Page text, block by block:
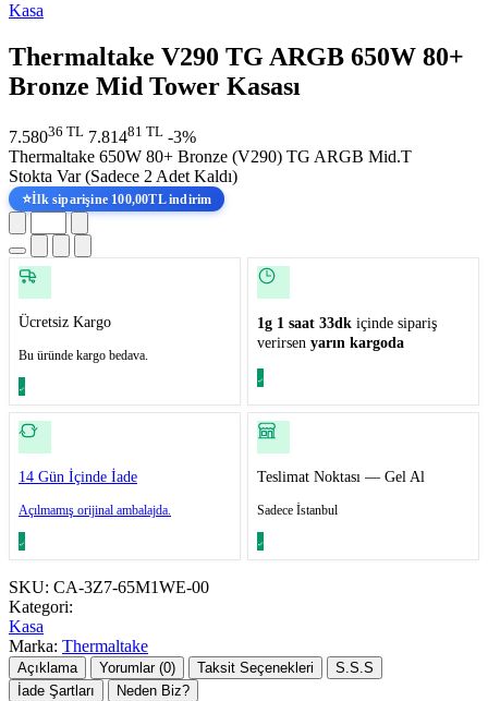
Kasa
Thermaltake V290 TG ARGB 650W 80+
Bronze Mid Tower Kasası
7.58036 TL 7.81481 TL -3%
Thermaltake 650W 80+ Bronze (V290) TG ARGB Mid.T
Stokta Var (Sadece 2 Adet Kaldı)
⭐İlk siparişine 100,00TL indirim
Ücretsiz Kargo
Bu üründe kargo bedava.
1g 1 saat 33dk içinde sipariş
verirsen yarın kargoda
14 Gün İçinde İade
Açılmamış orijinal ambalajda.
Teslimat Noktası — Gel Al
Sadece İstanbul
SKU: CA-3Z7-65M1WE-00
Kategori:
Kasa
Marka: Thermaltake
Açıklama Yorumlar (0) Taksit Seçenekleri
S.S.S
İade Şartları
Neden Biz?